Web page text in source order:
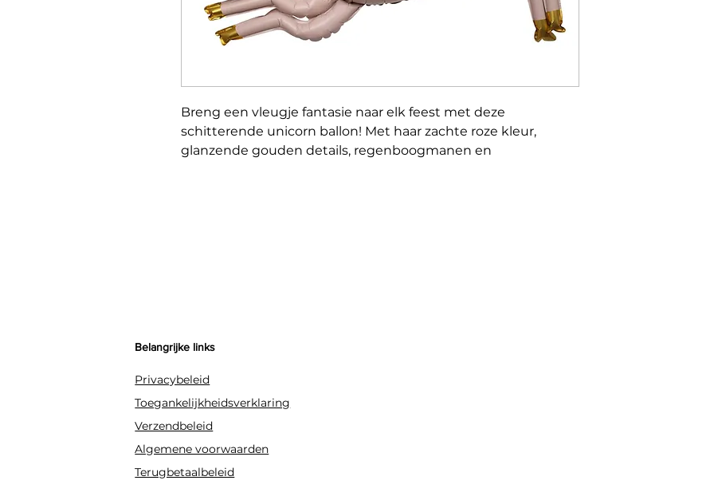
Breng een vleugje fantasie naar elk feest met deze
schitterende unicorn ballon! Met haar zachte roze kleur,
glanzende gouden details, regenboogmanen en
Belangrijke links
Privacybeleid
Toegankelijkheidsverklaring
Verzendbeleid
Algemene voorwaarden
Terugbetaalbeleid